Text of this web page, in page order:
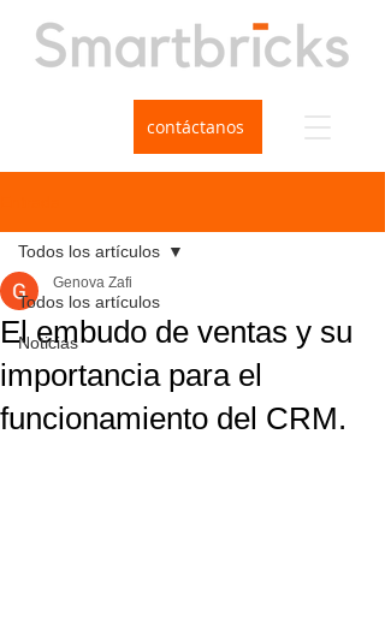
contáctanos
Todos los artículos
Noticias
Todos los artículos
El embudo de ventas y su
importancia para el
funcionamiento del CRM.
Genova Zafi